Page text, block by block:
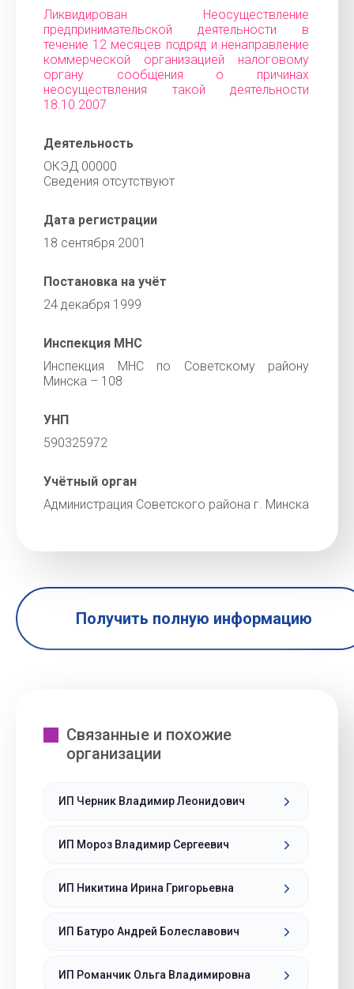
Ликвидирован Неосуществление
предпринимательской деятельности в
течение 12 месяцев подряд и ненаправление
коммерческой организацией налоговому
органу сообщения о причинах
неосуществления такой деятельности
18.10.2007
Деятельность
ОКЭД 00000
Cведения отсутствуют
Дата регистрации
18 сентября 2001
Постановка на учёт
24 декабря 1999
Инспекция МНС
Инспекция МНС по Советскому району
Минска – 108
УНП
590325972
Учётный орган
Администрация Советского района г. Минска
Получить полную информацию
Связанные и похожие
организации
ИП Черник Владимир Леонидович
ИП Мороз Владимир Сергеевич
ИП Никитина Ирина Григорьевна
ИП Батуро Андрей Болеславович
ИП Романчик Ольга Владимировна